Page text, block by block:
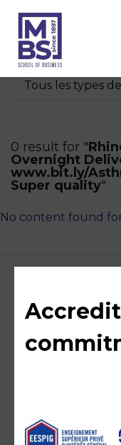
Tous les types
0 result for "
Overnight
www.bit.ly/
Super quality"
No content found